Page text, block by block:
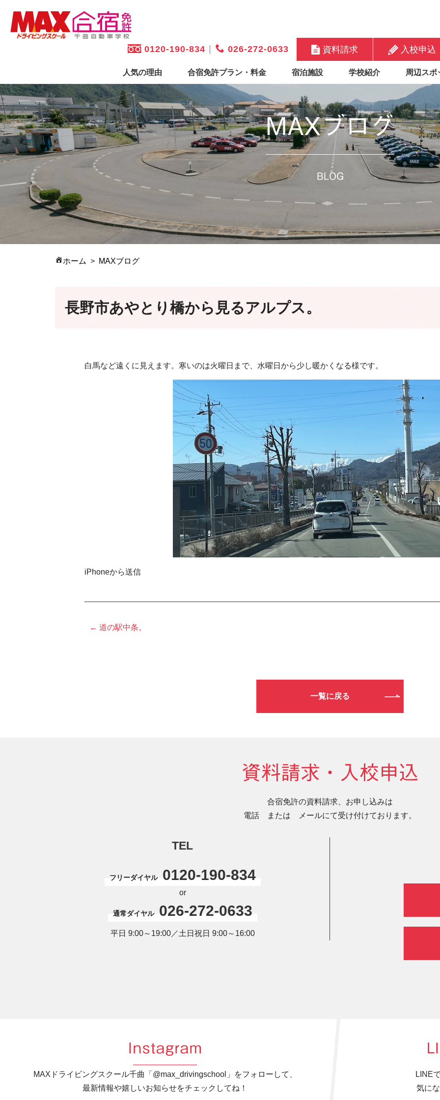
0120-190-834 026-272-0633 資料請求 入校申込
人気の理由 合宿免許プラン・料金 宿泊施設 学校紹介 周辺スポ
MAXブログ
BLOG
ホーム MAXブログ
長野市あやとり橋から見るアルプス。
白馬など遠くに見えます。寒いのは火曜日まで、水曜日から少し暖かくなる様です。
iPhoneから送信
← 道の駅中条。
一覧に戻る
資料請求・入校申込
合宿免許の資料請求、お申し込みは
電話 または メールにて受け付けております。
TEL
フリーダイヤル 0120-190-834
or
通常ダイヤル 026-272-0633
平日 9:00～19:00／土日祝日 9:00～16:00
Instagram
MAXドライビングスクール千曲「@max_drivingschool」をフォローして、
最新情報や嬉しいお知らせをチェックしてね！
LINE
気に